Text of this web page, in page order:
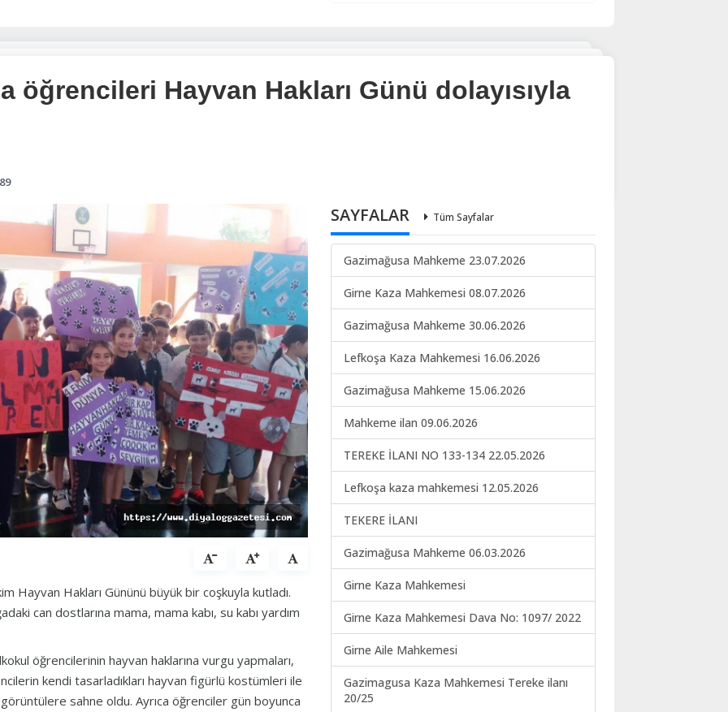
öğrencileri Hayvan Hakları Günü dolayısıyla
89
Hayvan Hakları Gününü büyük bir coşkuyla kutladı.
can dostlarına mama, mama kabı, su kabı yardım
öğrencilerinin hayvan haklarına vurgu yapmaları,
kendi tasarladıkları hayvan figürlü kostümleri ile
sahne oldu. Ayrıca öğrenciler gün boyunca
SAYFALAR Tüm Sayfalar
Gazimağusa Mahkeme 23.07.2026
Girne Kaza Mahkemesi 08.07.2026
Gazimağusa Mahkeme 30.06.2026
Lefkoşa Kaza Mahkemesi 16.06.2026
Gazimağusa Mahkeme 15.06.2026
Mahkeme ilan 09.06.2026
TEREKE İLANI NO 133-134 22.05.2026
Lefkoşa kaza mahkemesi 12.05.2026
TEKERE İLANI
Gazimağusa Mahkeme 06.03.2026
Girne Kaza Mahkemesi
Girne Kaza Mahkemesi Dava No: 1097/ 2022
Girne Aile Mahkemesi
Gazimagusa Kaza Mahkemesi Tereke ilanı
20/25